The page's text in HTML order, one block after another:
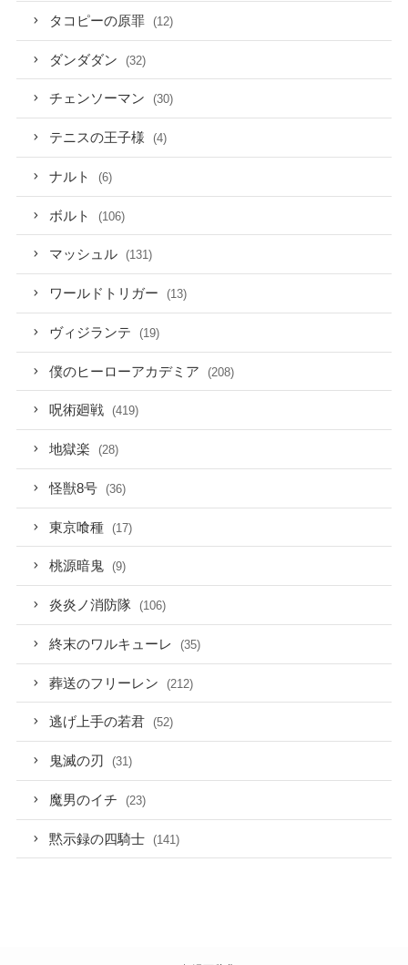
タコピーの原罪 (12)
ダンダダン (32)
チェンソーマン (30)
テニスの王子様 (4)
ナルト (6)
ボルト (106)
マッシュル (131)
ワールドトリガー (13)
ヴィジランテ (19)
僕のヒーローアカデミア (208)
呪術廻戦 (419)
地獄楽 (28)
怪獣8号 (36)
東京喰種 (17)
桃源暗鬼 (9)
炎炎ノ消防隊 (106)
終末のワルキューレ (35)
葬送のフリーレン (212)
逃げ上手の若君 (52)
鬼滅の刃 (31)
魔男のイチ (23)
黙示録の四騎士 (141)